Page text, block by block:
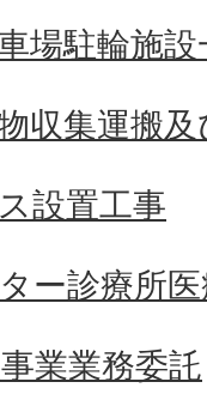
場駐輪施
収集運搬
設置工事
ー診療所
業業務委託